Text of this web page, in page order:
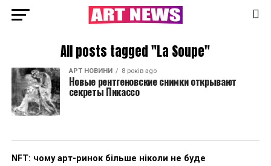
All posts tagged "La Soupe"
АРТ НОВИНИ 8 років ago
Новые рентгеновские снимки открывают
секреты Пикассо
NFT: чому арт-ринок більше ніколи не буде